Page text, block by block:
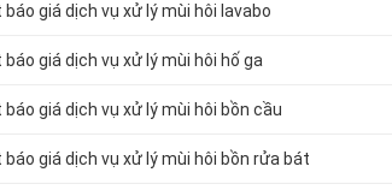
giá dịch vụ xử lý mùi hôi lavabo
giá dịch vụ xử lý mùi hôi hố ga
giá dịch vụ xử lý mùi hôi bồn cầu
giá dịch vụ xử lý mùi hôi bồn rửa bát